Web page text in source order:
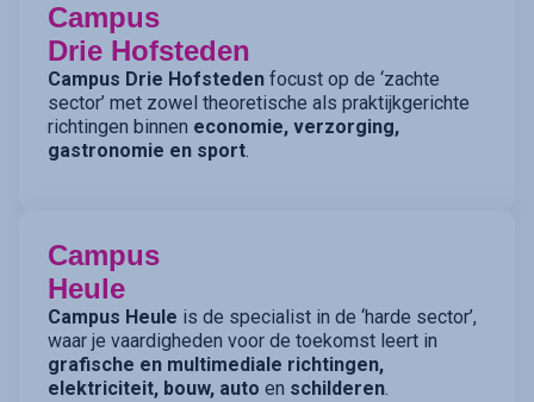
Campus
Drie Hofsteden
Campus Drie Hofsteden focust op de ‘zachte
sector’ met zowel theoretische als praktijkgerichte
richtingen binnen economie, verzorging,
gastronomie en sport.
Campus
Heule
Campus Heule is de specialist in de ‘harde sector’,
waar je vaardigheden voor de toekomst leert in
grafische en multimediale richtingen,
elektriciteit, bouw, auto en schilderen.